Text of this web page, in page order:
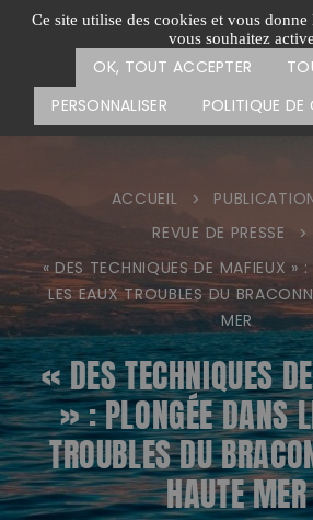
Ce site utilise des cookies et vous
vous souhaitez
OK, TOUT ACCEPTER
PERSONNALISER
POLITIQUE DE
Passer
CARTE DES ACTIONS
ACCUEIL >
REVUE DE PRESSE
>
« DES TECHNIQUES DE MAFIEUX »
LES EAUX TROUBLES DU
MER
« DES TECHNIQUES
» : PLONGÉE DANS
TROUBLES DU
HAUTE MER